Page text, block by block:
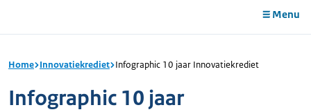
Menu
Home Innovatiekrediet Infographic 10 jaar Innovatiekrediet
Infographic 10 jaar